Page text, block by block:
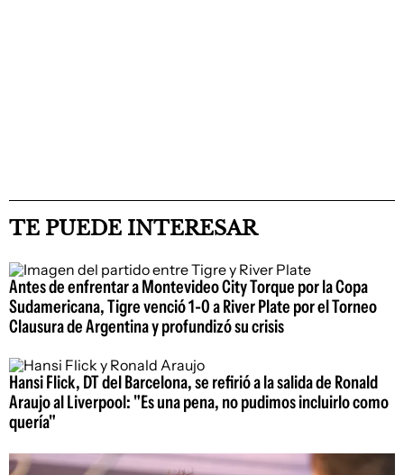
TE PUEDE INTERESAR
Antes de enfrentar a Montevideo City Torque por la Copa
Sudamericana, Tigre venció 1-0 a River Plate por el Torneo
Clausura de Argentina y profundizó su crisis
Hansi Flick, DT del Barcelona, se refirió a la salida de Ronald
Araujo al Liverpool: "Es una pena, no pudimos incluirlo como
quería"